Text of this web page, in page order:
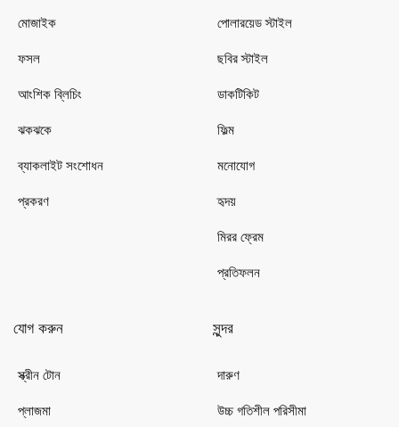
মোজাইক
ফসল
আংশিক ব্লিচিং
ঝকঝকে
ব্যাকলাইট সংশোধন
প্রকরণ
পোলারয়েড স্টাইল
ছবির স্টাইল
ডাকটিকিট
ফিল্ম
মনোযোগ
হৃদয়
মিরর ফ্রেম
প্রতিফলন
যোগ করুন
স্ক্রীন টোন
প্লাজমা
সুন্দর
দারুণ
উচ্চ গতিশীল পরিসীমা